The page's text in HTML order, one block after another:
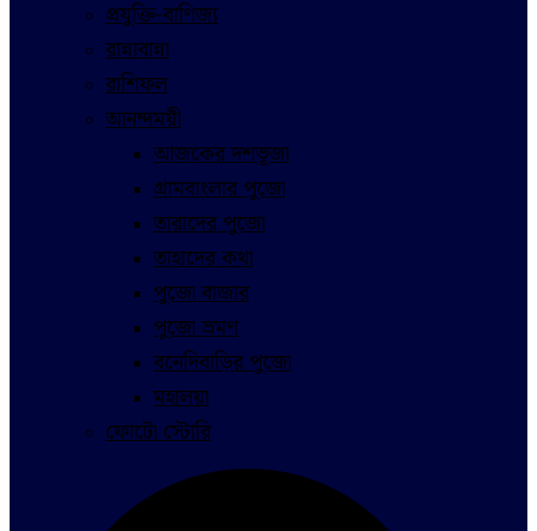
প্রযুক্তি-বাণিজ্য
রান্নাবান্না
রাশিফল
আনন্দময়ী
আজকের দশভূজা
গ্রামবাংলার পুজো
তারাদের পুজো
তাহাদের কথা
পুজো বাজার
পুজো ভ্রমণ
বনেদিবাড়ির পুজো
মহালয়া
ফোটো স্টোরি